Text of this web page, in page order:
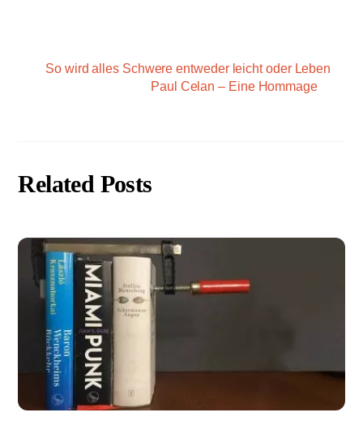
So wird alles Schwere entweder leicht oder Leben
Paul Celan – Eine Hommage
Related Posts